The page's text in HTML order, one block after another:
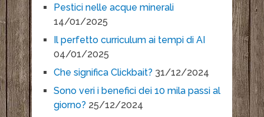
Pestici nelle acque minerali
14/01/2025
Il perfetto curriculum ai tempi di AI
04/01/2025
Che significa Clickbait? 31/12/2024
Sono veri i benefici dei 10 mila passi al
giorno? 25/12/2024